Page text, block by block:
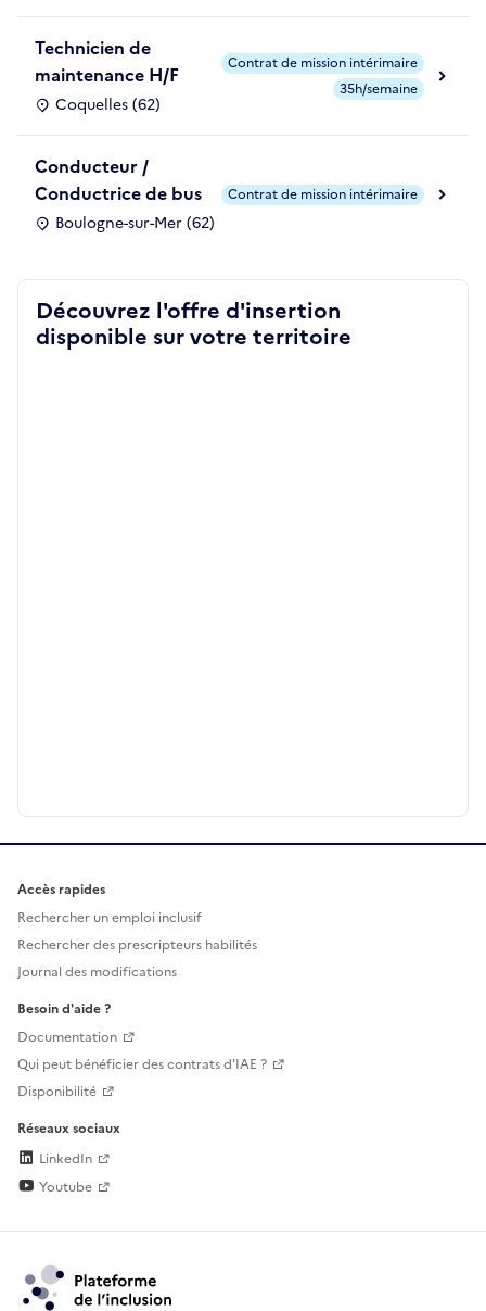
Technicien de
maintenance H/F
Coquelles (62)
Contrat de mission intérimaire
35h/semaine
Conducteur /
Conductrice de bus
Boulogne-sur-Mer (62)
Contrat de mission intérimaire
Découvrez l'offre d'insertion
disponible sur votre territoire
Accès rapides
Rechercher un emploi inclusif
Rechercher des prescripteurs habilités
Journal des modifications
Besoin d'aide ?
Documentation
Qui peut bénéficier des contrats d'IAE ?
Disponibilité
Réseaux sociaux
LinkedIn
Youtube